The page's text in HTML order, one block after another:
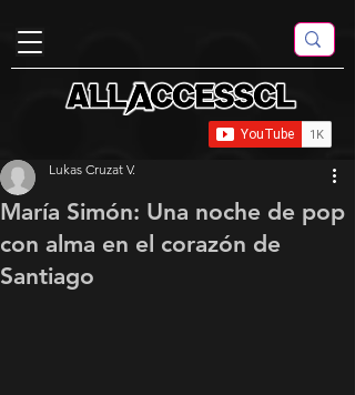
María Simón: Una noche de pop
con alma en el corazón de
Santiago
Lukas Cruzat V.